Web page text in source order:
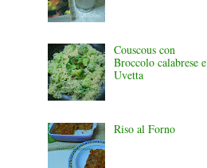
Couscous con
Broccolo calabrese e
Uvetta
Riso al Forno